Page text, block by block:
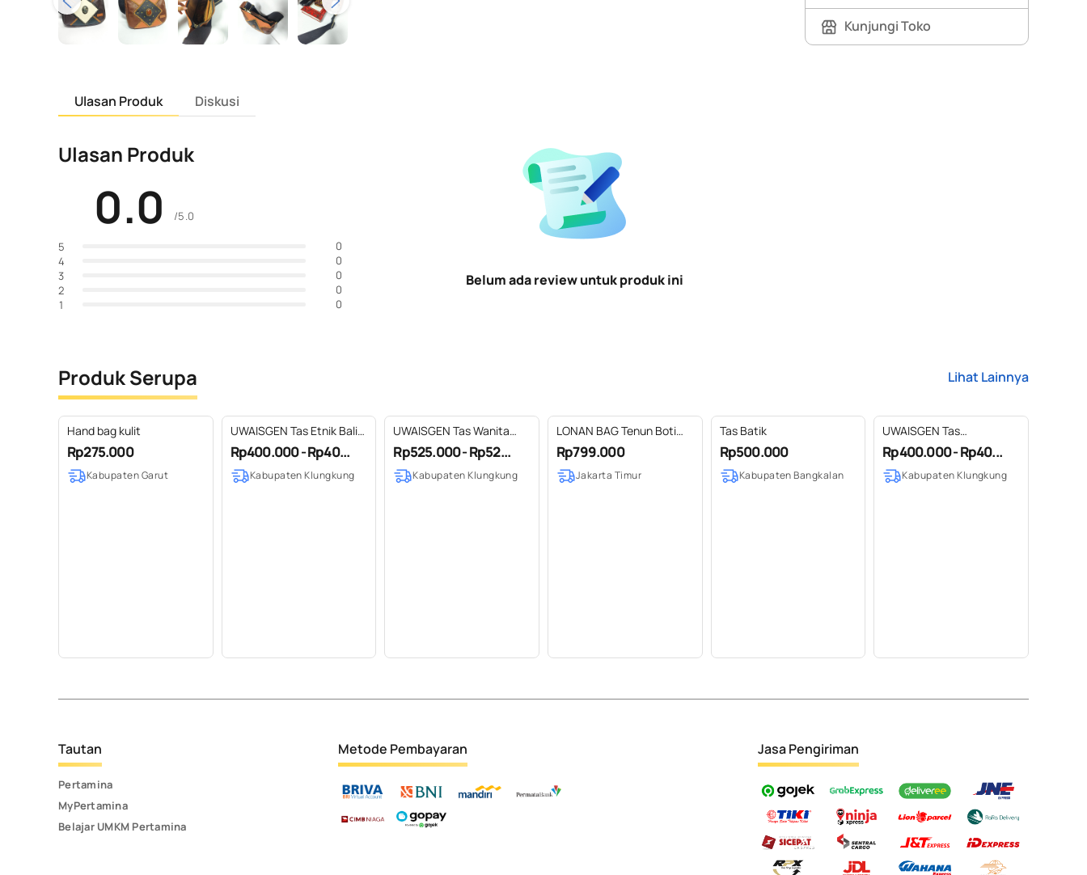
Ulasan Produk Diskusi
Ulasan Produk
0.0 /5.0
5
0
4
0
3
0
2
0
1
0
Belum ada review untuk produk ini
Kunjungi Toko
Produk Serupa Lihat Lainnya
Hand bag kulit
Rp275.000
Kabupaten Garut
UWAISGEN Tas Etnik Bali
Denish Backpack Goni Tas
Punggung Tas Ransel
Unisex Handmade
Rp400.000 - Rp40...
Kabupaten Klungkung
UWAISGEN Tas Wanita
Goni Tenun Endek Etnik
Bali Handmade Fyra Bag
Rp525.000 - Rp52...
Kabupaten Klungkung
LONAN BAG Tenun Boti
Mix Kulit Sapi Asli
Rp799.000
Jakarta Timur
Tas Batik
Rp500.000
Kabupaten Bangkalan
UWAISGEN Tas
Selempang Goni Endek
Etnik Bali Handmade Eva
Slingbag
Rp400.000 - Rp40...
Kabupaten Klungkung
Tautan
Pertamina
MyPertamina
Belajar UMKM Pertamina
Metode Pembayaran Jasa Pengiriman